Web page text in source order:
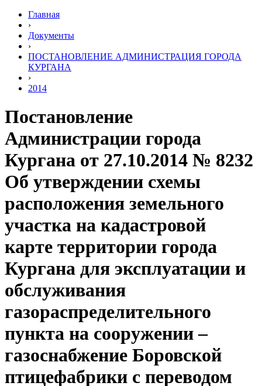
Главная
›
Документы
›
ПОСТАНОВЛЕНИЕ АДМИНИСТРАЦИЯ ГОРОДА
КУРГАНА
›
2014
Постановление
Администрации города
Кургана от 27.10.2014 № 8232
Об утверждении схемы
расположения земельного
участка на кадастровой
карте территории города
Кургана для эксплуатации и
обслуживания
газораспределительного
пункта на сооружении –
газоснабжение Боровской
птицефабрики с переводом